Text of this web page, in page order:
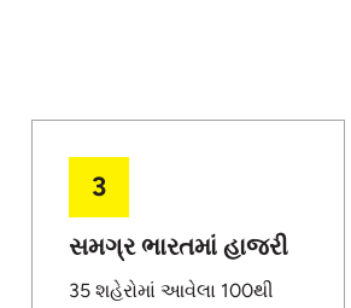
સમગ્ર ભારતમાં હાજરી
3
35 શહેરોમાં આવેલા 100થી